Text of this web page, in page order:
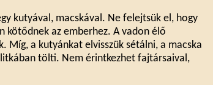
kutyával, macskával. Ne felejtsük el, hogy
kötődnek az emberhez. A vadon élő
Míg, a kutyánkat elvisszük sétálni, a macska
tölti. Nem érintkezhet fajtársaival,